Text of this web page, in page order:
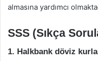
almasına yardımcı
SSS (Sıkça
1. Halkbank döviz